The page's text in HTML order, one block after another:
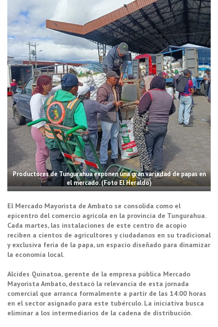
Productores de Tungurahua exponen una gran variedad de papas en
el mercado. (Foto El Heraldo)
El Mercado Mayorista de Ambato se consolida como el
epicentro del comercio agrícola en la provincia de Tungurahua.
Cada martes, las instalaciones de este centro de acopio
reciben a cientos de agricultores y ciudadanos en su tradicional
y exclusiva feria de la papa, un espacio diseñado para dinamizar
la economía local.
Alcides Quinatoa, gerente de la empresa pública Mercado
Mayorista Ambato, destacó la relevancia de esta jornada
comercial que arranca formalmente a partir de las 14:00 horas
en el sector asignado para este tubérculo. La iniciativa busca
eliminar a los intermediarios de la cadena de distribución.